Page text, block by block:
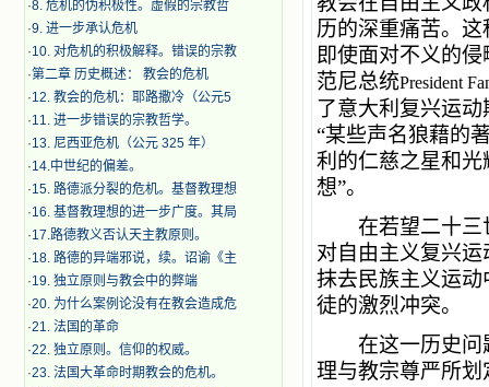
·8. 危机的伪积极性。虚假的宗教哲
·9. 进一步承认危机
·10. 对危机的积极解释。错误的宗教
·第二章 历史概述： 教会的危机
·12. 教会的危机：耶路撒冷（公元5
·11. 进一步错误的宗教哲学。
·13. 尼西亚危机（公元 325 年）
·14.中世纪的偏差。
·15. 路德派分裂的危机。基督教理想
·16. 基督教理想的进一步广度。其局
·17.路德教义否认天主教原则。
·18. 路德的异端邪说，续。诏谕《主
·19. 独立原则与教会中的弊端
·20. 为什么案例论没有在教会造成危
·21. 法国的革命
·22. 独立原则。信仰的权威。
·23. 法国大革命时期教会的危机。
历的深重痛苦。
即使面对不义的
范尼总统President
了意大利复兴运
“某些声名狼藉的
利的仁慈之星和
想”。
在若望二十三世
对自由主义复兴
抹去民族主义运
徒的激烈冲突。
在这一历史问题
理与教宗尊严所